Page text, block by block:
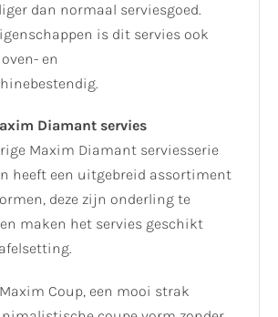
dan normaal serviesgoed.
is dit servies ook
en
Diamant servies
Maxim Diamant serviesserie
heeft een uitgebreid assortiment
deze zijn onderling te
maken het servies geschikt
Coup, een mooi strak